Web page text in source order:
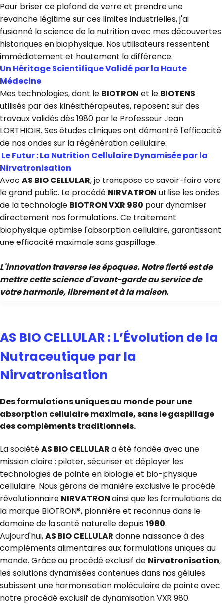
Pour briser ce plafond de verre et prendre une
revanche légitime sur ces limites industrielles, j'ai
fusionné la science de la nutrition avec mes découvertes
historiques en biophysique. Nos utilisateurs ressentent
immédiatement et hautement la différence.
Un Héritage Scientifique Validé par la Haute
Médecine
Mes technologies, dont le BIOTRON et le BIOTENS
utilisés par des kinésithérapeutes, reposent sur des
travaux validés dès 1980 par le Professeur Jean
LORTHIOIR. Ses études cliniques ont démontré l'efficacité
de nos ondes sur la régénération cellulaire.
Le Futur : La Nutrition Cellulaire Dynamisée par la
Nirvatronisation
Avec AS BIO CELLULAR, je transpose ce savoir-faire vers
le grand public. Le procédé NIRVATRON utilise les ondes
de la technologie BIOTRON VXR 980 pour dynamiser
directement nos formulations. Ce traitement
biophysique optimise l'absorption cellulaire, garantissant
une efficacité maximale sans gaspillage.
L'innovation traverse les époques. Notre fierté est de
mettre cette science d'avant-garde au service de
votre harmonie, librement et à la maison.
AS BIO CELLULAR : L’Évolution de la
Nutraceutique par la
Nirvatronisation
Des formulations uniques au monde pour une
absorption cellulaire maximale, sans le gaspillage
des compléments traditionnels.
La sociétéAS BIO CELLULAR a été fondée avec une
mission claire : piloter, sécuriser et déployer les
technologies de pointe en biologie et bio-physique
cellulaire. Nous gérons de manière exclusive le procédé
révolutionnaire NIRVATRON ainsi que les formulations de
la marque BIOTRON®, pionnière et reconnue dans le
domaine de la santé naturelle depuis1980.
Aujourd'hui,AS BIO CELLULAR donne naissance à des
compléments alimentaires aux formulations uniques au
monde. Grâce au procédé exclusif de Nirvatronisation,
les solutions dynamisées contenues dans nos gélules
subissent une harmonisation moléculaire de pointe avec
notre procédé exclusif de dynamisation VXR 980.